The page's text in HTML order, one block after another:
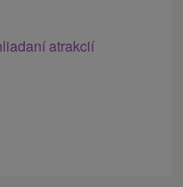
atrakcií